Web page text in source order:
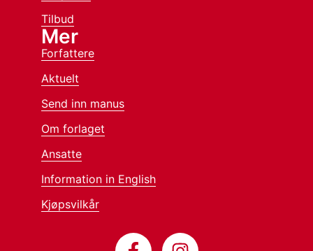
Tilbud
Mer
Forfattere
Aktuelt
Send inn manus
Om forlaget
Ansatte
Information in English
Kjøpsvilkår